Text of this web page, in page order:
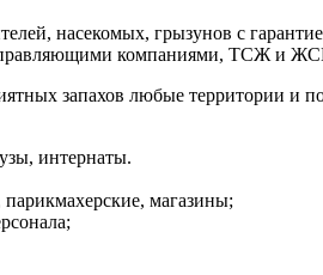
насекомых, грызунов с
компаниями, ТСЖ и
запахов любые территории и
интернаты.
магазины;